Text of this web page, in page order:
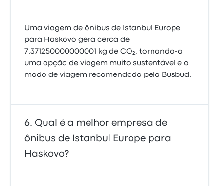
Uma viagem de ônibus de Istanbul Europe
para Haskovo gera cerca de
7.371250000000001 kg de CO₂, tornando-a
uma opção de viagem muito sustentável e o
modo de viagem recomendado pela Busbud.
Qual é a melhor empresa de
ônibus de Istanbul Europe para
Haskovo?